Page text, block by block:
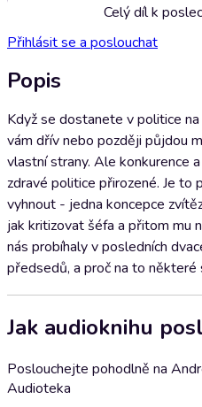
Celý díl k
Přihlásit se a poslouchat
Popis
Když se dostanete v politice
vám dřív nebo později půjdou
vlastní strany. Ale konkurence
zdravé politice přirozené. Je to
vyhnout - jedna koncepce
jak kritizovat šéfa a přitom mu
nás probíhaly v posledních
předsedů, a proč na to
Jak audioknihu
Poslouchejte pohodlně na
Audioteka